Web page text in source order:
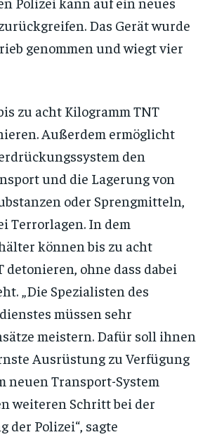
Das Gerät wurde
genommen und wiegt vier
zu acht Kilogramm TNT
Außerdem ermöglicht
den
und die Lagerung von
oder Sprengmitteln,
Terrorlagen. In dem
können bis zu acht
detonieren, ohne dass dabei
„Die Spezialisten des
müssen sehr
meistern. Dafür soll ihnen
Ausrüstung zu Verfügung
neuen Transport-System
weiteren Schritt bei der
der Polizei“, sagte